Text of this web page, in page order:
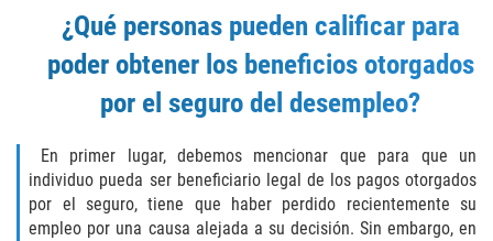
Leyes sobre Marihuana en California
Posesión de Marihuana
Posesión de Marihuana para la Venta
Posesión De Parafernalia De Drogas
Posesión de Sustancias Controladas
¿Qué personas pueden calificar para
poder obtener los beneficios otorgados
por el seguro del desempleo?
En primer lugar, debemos mencionar que para que un
individuo pueda ser beneficiario legal de los pagos otorgados
por el seguro, tiene que haber perdido recientemente su
empleo por una causa alejada a su decisión. Sin embargo, en